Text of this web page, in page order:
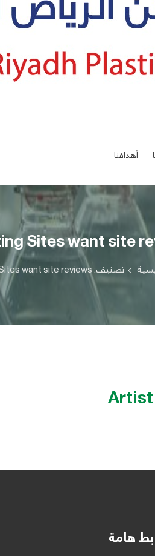
أهدافنا
Sites want site
تصنيف: Artist Dating Sites want site reviews
هامة